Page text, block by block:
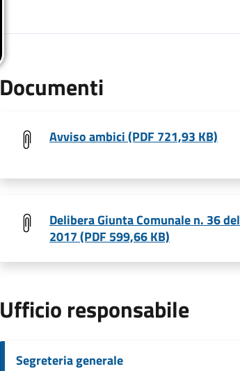
Documenti
Avviso ambici (PDF 721,93 KB)
Delibera Giunta Comunale n. 36 del
2017 (PDF 599,66 KB)
Ufficio responsabile
Segreteria generale